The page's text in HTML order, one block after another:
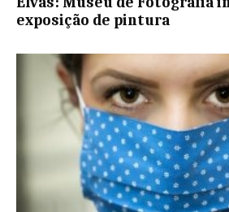
exposição de pintura